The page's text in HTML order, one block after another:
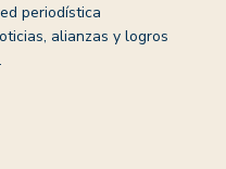
periodística
alianzas y logros